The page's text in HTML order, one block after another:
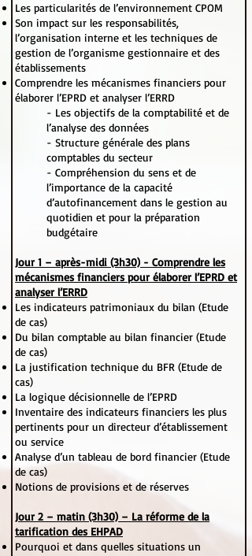
Les particularités de l’environnement CPOM
Son impact sur les responsabilités,
l’organisation interne et les techniques de
gestion de l’organisme gestionnaire et des
établissements
Comprendre les mécanismes financiers pour
élaborer l’EPRD et analyser l’ERRD
- Les objectifs de la comptabilité et de
l’analyse des données
- Structure générale des plans
comptables du secteur
- Compréhension du sens et de
l’importance de la capacité
d’autofinancement dans le gestion au
quotidien et pour la préparation
budgétaire
Jour 1 – après-midi (3h30) - Comprendre les
mécanismes financiers pour élaborer l’EPRD et
analyser l’ERRD
Les indicateurs patrimoniaux du bilan (Etude
de cas)
Du bilan comptable au bilan financier (Etude
de cas)
La justification technique du BFR (Etude de
cas)
La logique décisionnelle de l’EPRD
Inventaire des indicateurs financiers les plus
pertinents pour un directeur d’établissement
ou service
Analyse d’un tableau de bord financier (Etude
de cas)
Notions de provisions et de réserves
Jour 2 – matin (3h30) – La réforme de la
tarification des EHPAD
Pourquoi et dans quelles situations un